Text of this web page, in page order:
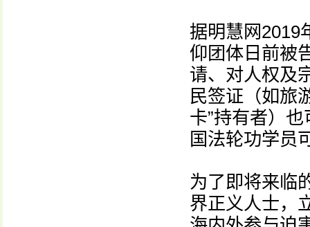
据明慧网2019
仰团体日前被
请、对人权及
民签证（如旅
卡”持有者）
国法轮功学员
为了即将来临
界正义人士，